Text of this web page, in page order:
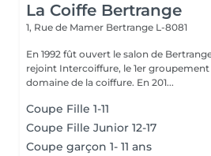
La Coiffe Bertrange
1, Rue de Mamer Bertrange L-8081
En 1992 fût ouvert le salon de Bertrange. En
rejoint Intercoiffure, le 1er
domaine de la coiffure. En 201...
Coupe Fille 1-11
Coupe Fille Junior 12-17
Coupe garçon 1- 11 ans